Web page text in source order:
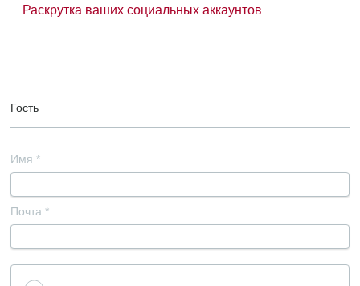
Раскрутка ваших социальных аккаунтов
Гость
Имя *
Почта *